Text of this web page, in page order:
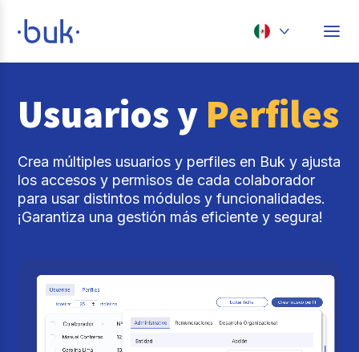
Colombia
Perú
México
Brasil
Usuarios y Perfiles
Crea múltiples usuarios y perfiles en Buk y ajusta
los accesos y permisos de cada colaborador
para usar distintos módulos y funcionalidades.
¡Garantiza una gestión más eficiente y segura!